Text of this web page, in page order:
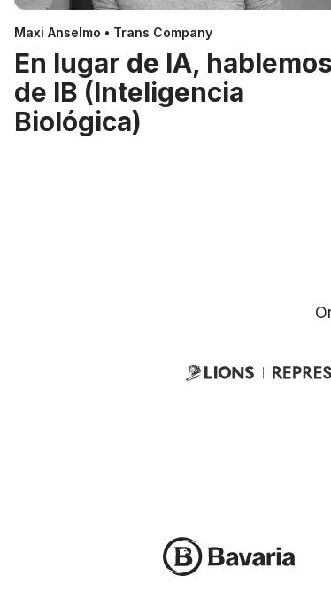
Maxi Anselmo • Trans Company
En lugar de IA, hablemos
de IB (Inteligencia
Biológica)